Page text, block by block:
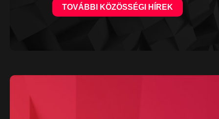
TOVÁBBI KÖZÖSSÉGI HÍREK